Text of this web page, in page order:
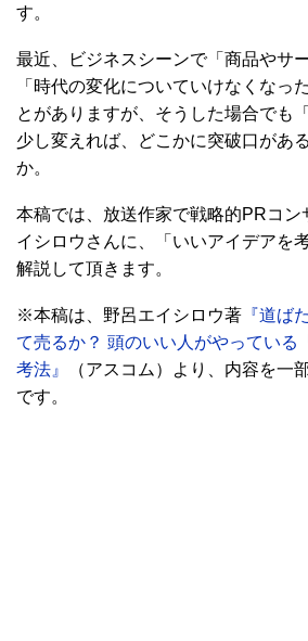
す。
最近、ビジネスシーンで「商品やサ
「時代の変化についていけなくなっ
とがありますが、そうした場合でも
少し変えれば、どこかに突破口があ
か。
本稿では、放送作家で戦略的PRコン
イシロウさんに、「いいアイデアを
解説して頂きます。
※本稿は、野呂エイシロウ著 『道ば
て売るか？ 頭のいい人がやっている
考法』
（アスコム）より、内容を一
です。